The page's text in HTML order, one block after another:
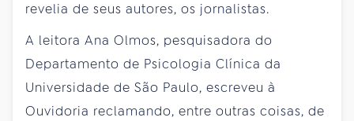
revelia de seus autores, os jornalistas.
A leitora Ana Olmos, pesquisadora do
Departamento de Psicologia Clínica da
Universidade de São Paulo, escreveu à
Ouvidoria reclamando, entre outras coisas, de